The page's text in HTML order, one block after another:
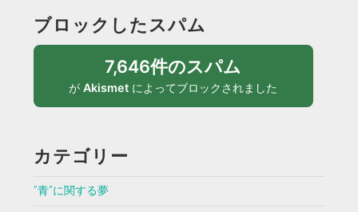
ブロックしたスパム
7,646件のスパム
がAkismet によってブロックされました
カテゴリー
”青”に関する夢